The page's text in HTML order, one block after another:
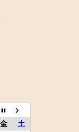
金
土